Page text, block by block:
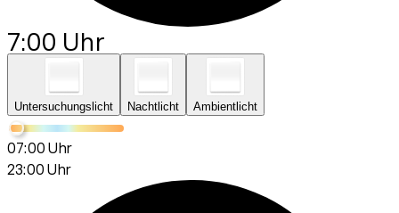
7:00 Uhr
Untersuchungslicht Nachtlicht Ambientlicht
07:00 Uhr
23:00 Uhr